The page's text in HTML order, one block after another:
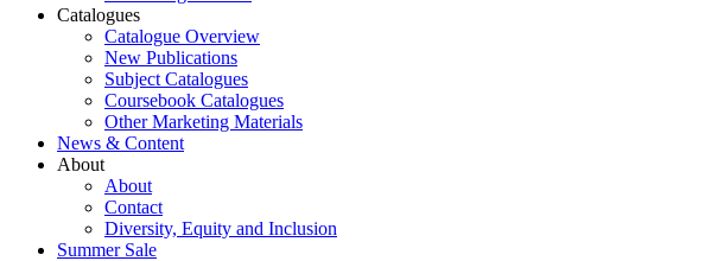
Catalogues
Catalogue Overview
New Publications
Subject Catalogues
Coursebook Catalogues
Other Marketing Materials
News & Content
About
About
Contact
Diversity, Equity and Inclusion
Summer Sale